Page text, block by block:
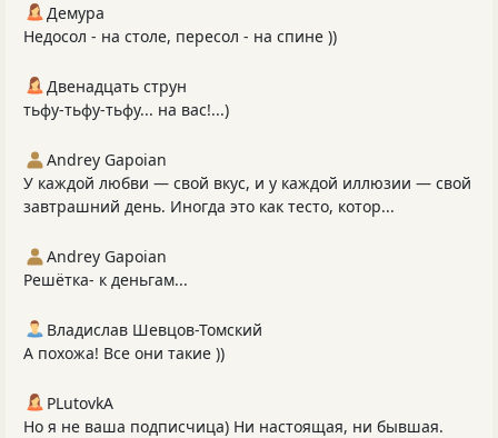
Демура
Недосол - на столе, пересол - на спине ))
Двенадцать струн
тьфу-тьфу-тьфу... на вас!...)
Andrey Gapoian
У каждой любви — свой вкус, и у каждой иллюзии — свой
завтрашний день. Иногда это как тесто, котор...
Andrey Gapoian
Решётка- к деньгам...
Владислав Шевцов-Томский
А похожа! Все они такие ))
PLutоvkА
Но я не ваша подписчица) Ни настоящая, ни бывшая.